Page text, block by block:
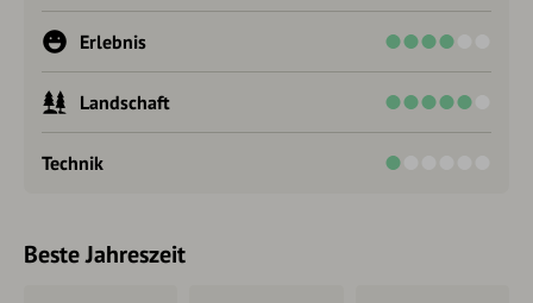
Erlebnis
Landschaft
Technik
Beste Jahreszeit